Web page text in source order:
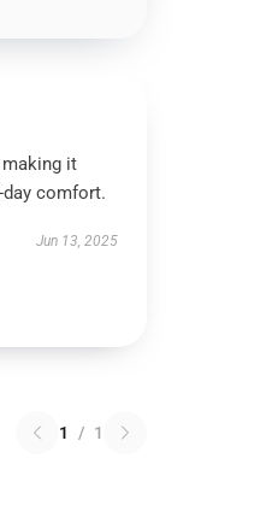
it
day comfort.
Jun 13, 2025
1 / 1